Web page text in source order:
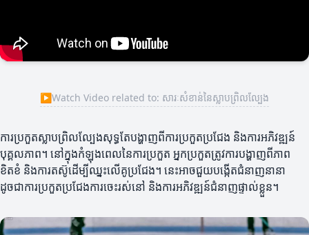
▶Watch Video related to: សារៈសំខាន់នៃស្លាបព្រិលល្បែង
ការប្រកួតស្លាបព្រិលល្បែងសុទ្ធតែបង្ហាញពីការប្រកួតប្រជែង និងការអភិវឌ្ឍន៍
បុគ្គលភាព។ នៅក្នុងកំឡុងពេលនៃការប្រកួត អ្នកប្រកួតត្រូវការបង្ហាញពីភាព
ខិតខំ និងការតស៊ូដើម្បីឈ្នះលើគូប្រជែង។ នេះអាចជួយបង្កើតជំនាញនានា
ដូចជាការប្រកួតប្រជែងការចេះរស់នៅ និងការអភិវឌ្ឍន៍ជំនាញផ្ទាល់ខ្លួន។